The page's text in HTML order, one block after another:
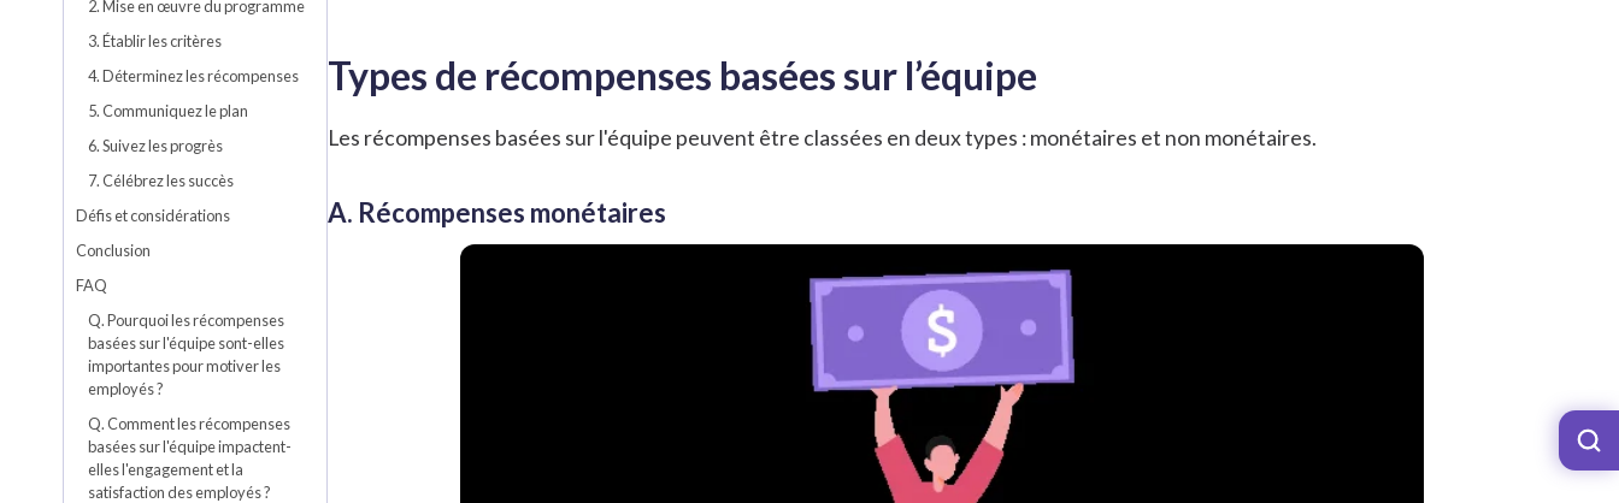
2. Mise en œuvre du programme
3. Établir les critères
4. Déterminez les récompenses
5. Communiquez le plan
6. Suivez les progrès
7. Célébrez les succès
Défis et considérations
Conclusion
FAQ
Q. Pourquoi les récompenses
basées sur l'équipe sont-elles
importantes pour motiver les
employés ?
Q. Comment les récompenses
basées sur l'équipe impactent-
elles l'engagement et la
satisfaction des employés ?
Types de récompenses basées sur l’équipe
Les récompenses basées sur l'équipe peuvent être classées en deux types : monétaires et non monétaires.
A. Récompenses monétaires